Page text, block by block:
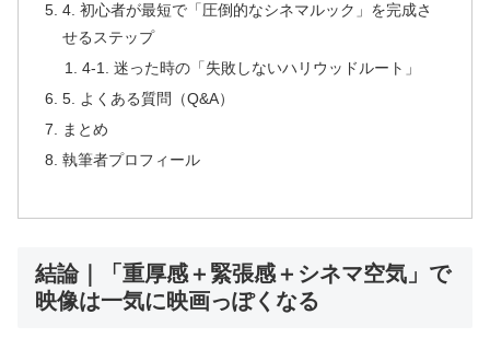
4. 初心者が最短で「圧倒的なシネマルック」を完成さ
せるステップ
4-1. 迷った時の「失敗しないハリウッドルート」
5. よくある質問（Q&A）
まとめ
執筆者プロフィール
結論｜「重厚感＋緊張感＋シネマ空気」で
映像は一気に映画っぽくなる